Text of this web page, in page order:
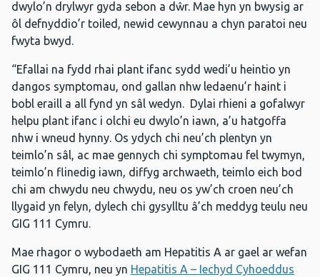
dwylo’n drylwyr gyda sebon a dŵr. Mae hyn yn bwysig ar
ôl defnyddio’r toiled, newid cewynnau a chyn paratoi neu
fwyta bwyd.
“Efallai na fydd rhai plant ifanc sydd wedi’u heintio yn
dangos symptomau, ond gallan nhw ledaenu’r haint i
bobl eraill a all fynd yn sâl wedyn. Dylai rhieni a gofalwyr
helpu plant ifanc i olchi eu dwylo’n iawn, a’u hatgoffa
nhw i wneud hynny. Os ydych chi neu’ch plentyn yn
teimlo’n sâl, ac mae gennych chi symptomau fel twymyn,
teimlo’n flinedig iawn, diffyg archwaeth, teimlo eich bod
chi am chwydu neu chwydu, neu os yw’ch croen neu’ch
llygaid yn felyn, dylech chi gysylltu â’ch meddyg teulu neu
GIG 111 Cymru.
Mae rhagor o wybodaeth am Hepatitis A ar gael ar wefan
GIG 111 Cymru, neu yn Hepatitis A – Iechyd Cyhoeddus